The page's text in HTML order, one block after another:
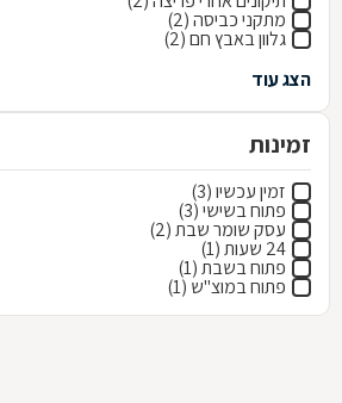
מתקני כביסה (2)
גלוון באבץ חם (2)
הצג עוד
זמינות
זמין עכשיו (3)
פתוח בשישי (3)
עסק שומר שבת (2)
24 שעות (1)
פתוח בשבת (1)
פתוח במוצ"ש (1)